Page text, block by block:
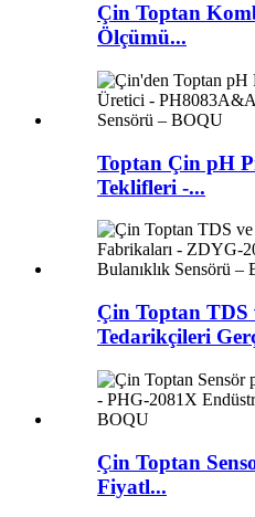
Çin Toptan
Ölçümü...
Toptan Çin pH
Teklifleri -...
Çin Toptan TDS
Tedarikçileri
Çin Toptan
Fiyatl...